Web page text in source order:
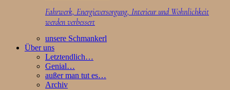
Fahrwerk, Energieversorgung, Interieur und Wohnlichkeit
werden verbessert
unsere Schmankerl
Über uns
Letztendlich…
Genial…
außer man tut es…
Archiv